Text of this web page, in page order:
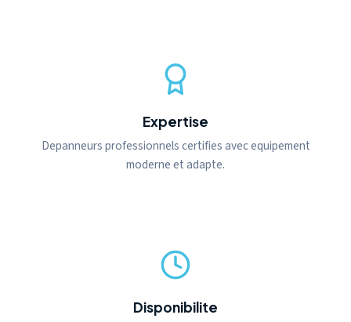
Expertise
Depanneurs professionnels certifies avec equipement
moderne et adapte.
Disponibilite